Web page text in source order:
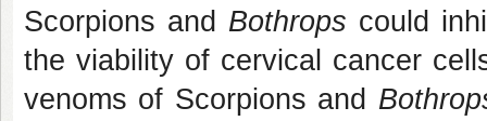
Scorpions and Bothrops could
the viability of cervical cancer
venoms of Scorpions and